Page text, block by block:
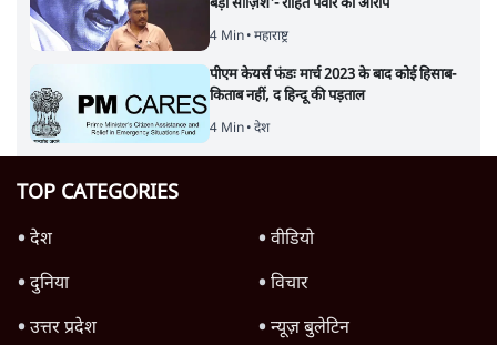
4 Min• महाराष्ट्र
पीएम केयर्स फंडः मार्च 2023 के बाद कोई हिसाब-
किताब नहीं, द हिन्दू की पड़ताल
4 Min• देश
TOP CATEGORIES
देश
वीडियो
दुनिया
विचार
उत्तर प्रदेश
न्यूज़ बुलेटिन